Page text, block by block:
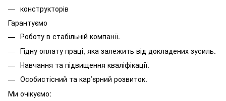
конструкторів
Гарантуємо
Роботу в стабільній компанії.
Гідну оплату праці, яка залежить від докладених зусиль.
Навчання та підвищення кваліфікації.
Особистісний та кар’єрний розвиток.
Ми очікуємо: